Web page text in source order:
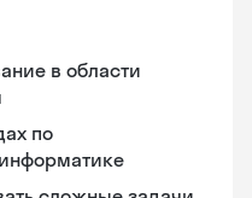
в области
по